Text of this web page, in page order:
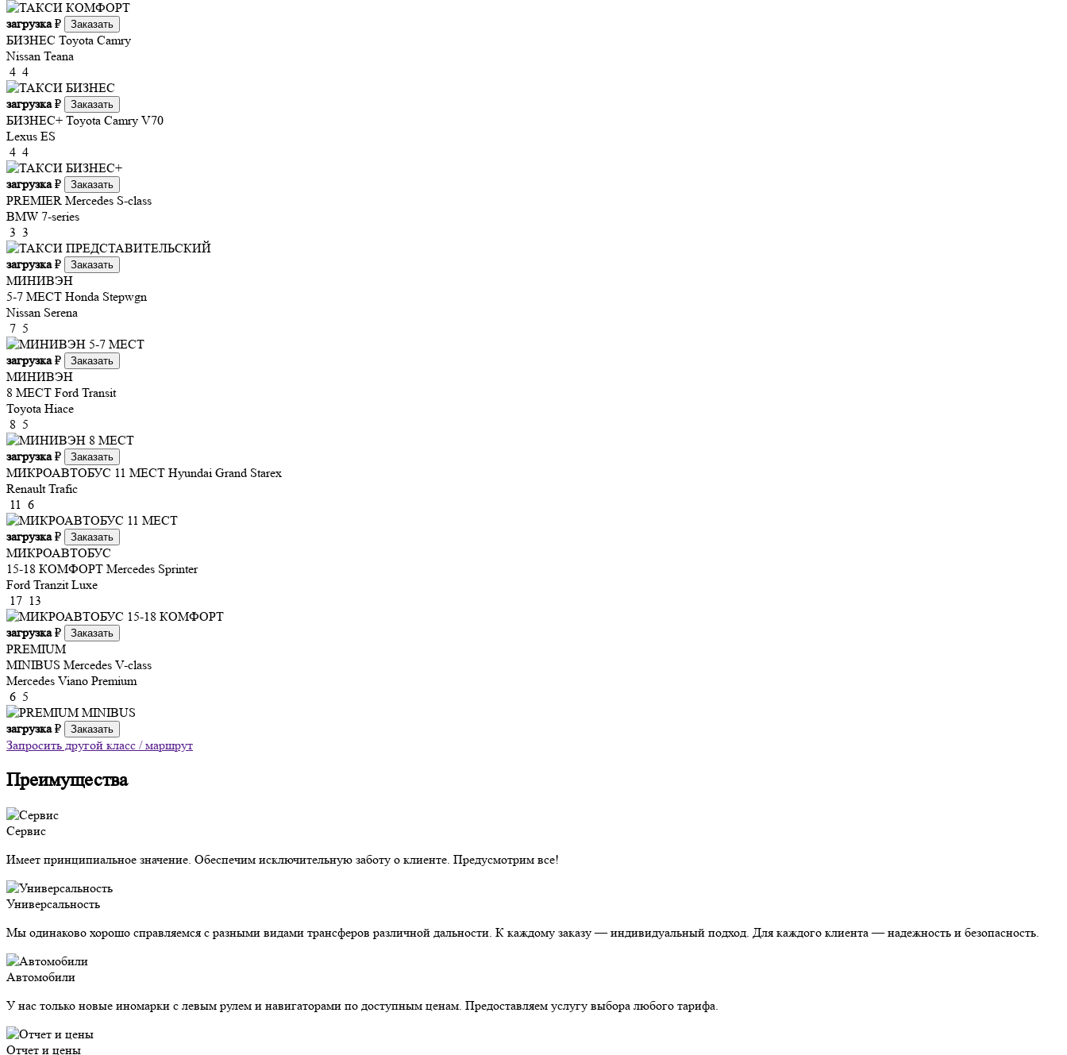
загрузка₽ Заказать
БИЗНЕС Toyota Camry
Nissan Teana
4 4
загрузка₽ Заказать
БИЗНЕС+ Toyota Camry V70
Lexus ES
4 4
загрузка₽ Заказать
PREMIER Mercedes S-class
BMW 7-series
3 3
загрузка₽ Заказать
МИНИВЭН
5-7 МЕСТ Honda Stepwgn
Nissan Serena
7 5
загрузка₽ Заказать
МИНИВЭН
8 МЕСТ Ford Transit
Toyota Hiace
8 5
загрузка₽ Заказать
МИКРОАВТОБУС 11 МЕСТ Hyundai Grand Starex
Renault Trafic
11 6
загрузка₽ Заказать
МИКРОАВТОБУС
15-18 КОМФОРТ Mercedes Sprinter
Ford Tranzit Luxe
17 13
загрузка₽ Заказать
PREMIUM
MINIBUS Mercedes V-class
Mercedes Viano Premium
6 5
загрузка₽ Заказать
Запросить другой класс / маршрут
Преимущества
Сервис
Имеет принципиальное значение. Обеспечим исключительную заботу о клиенте. Предусмотрим все!
Универсальность
Мы одинаково хорошо справляемся с разными видами трансферов различной дальности. К каждому заказу — индивидуальный подход. Для каждого клиента — надежность и безопасность.
Автомобили
У нас только новые иномарки с левым рулем и навигаторами по доступным ценам. Предоставляем услугу выбора любого тарифа.
Отчет и цены